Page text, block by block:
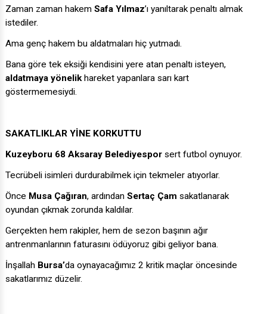
Zaman zaman hakem Safa Yılmaz’ı yanıltarak penaltı almak
istediler.
Ama genç hakem bu aldatmaları hiç yutmadı.
Bana göre tek eksiği kendisini yere atan penaltı isteyen,
aldatmaya yönelikhareket yapanlara sarı kart
göstermemesiydi.
SAKATLIKLAR YİNE KORKUTTU
Kuzeyboru 68 Aksaray Belediyespor sert futbol oynuyor.
Tecrübeli isimleri durdurabilmek için tekmeler atıyorlar.
Önce Musa Çağıran, ardından Sertaç Çam sakatlanarak
oyundan çıkmak zorunda kaldılar.
Gerçekten hem rakipler, hem de sezon başının ağır
antrenmanlarının faturasını ödüyoruz gibi geliyor bana.
İnşallah Bursa’da oynayacağımız 2 kritik maçlar öncesinde
sakatlarımız düzelir.